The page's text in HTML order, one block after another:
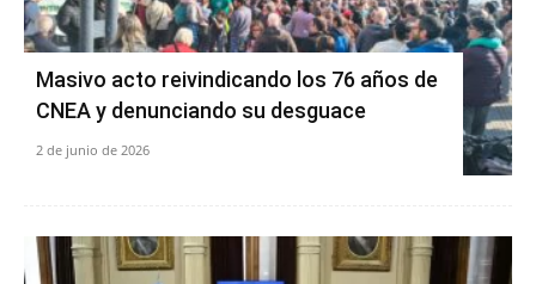
Masivo acto reivindicando los 76 años de
CNEA y denunciando su desguace
2 de junio de 2026